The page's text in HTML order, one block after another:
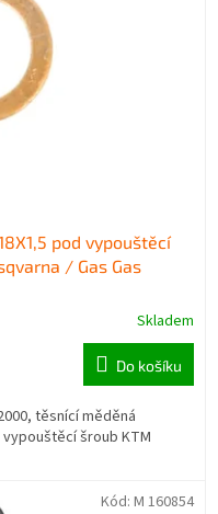
pod vypouštěcí
/ Gas Gas
Skladem
Do košíku
těsnící měděná
šroub KTM
Kód: M 160854